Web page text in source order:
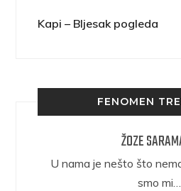
Kapi – Bljesak pogleda
FENOMEN
ŽOZE
U nama je nešto što
smo mi…